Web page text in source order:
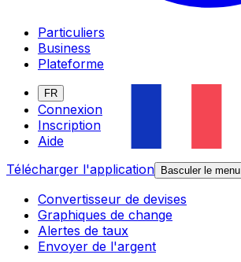
Particuliers
Business
Plateforme
FR
Connexion
Inscription
Aide
Télécharger l'application
Basculer le menu
Convertisseur de devises
Graphiques de change
Alertes de taux
Envoyer de l'argent